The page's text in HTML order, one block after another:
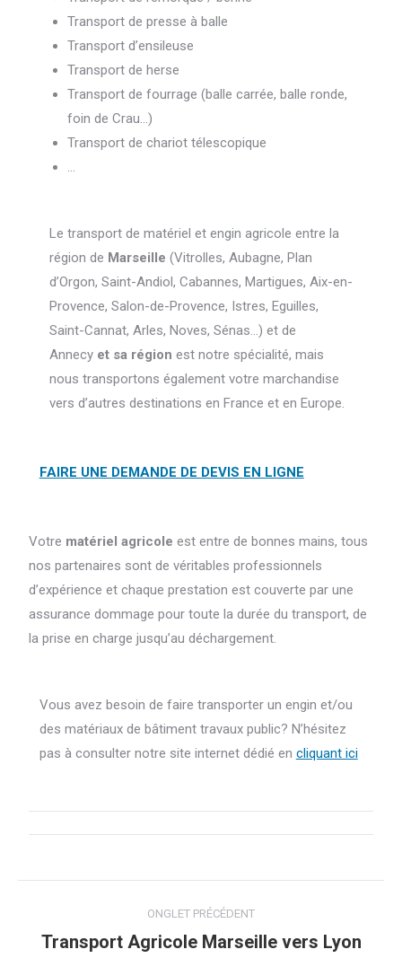
Transport de presse à balle
Transport d’ensileuse
Transport de herse
Transport de fourrage (balle carrée, balle ronde,
foin de Crau…)
Transport de chariot télescopique
…
Le transport de matériel et engin agricole entre la
région de Marseille (Vitrolles, Aubagne, Plan
d’Orgon, Saint-Andiol, Cabannes, Martigues, Aix-en-
Provence, Salon-de-Provence, Istres, Eguilles,
Saint-Cannat, Arles, Noves, Sénas…) et de
Annecyet sa région est notre spécialité, mais
nous transportons également votre marchandise
vers d’autres destinations en France et en Europe.
FAIRE UNE DEMANDE DE DEVIS EN LIGNE
Votre matériel agricole est entre de bonnes mains, tous
nos partenaires sont de véritables professionnels
d’expérience et chaque prestation est couverte par une
assurance dommage pour toute la durée du transport, de
la prise en charge jusqu’au déchargement.
Vous avez besoin de faire transporter un engin et/ou
des matériaux de bâtiment travaux public? N’hésitez
pas à consulter notre site internet dédié en cliquant ici
Navigation
de
ONGLET PRÉCÉDENT
Onglet
Transport Agricole Marseille vers Lyon